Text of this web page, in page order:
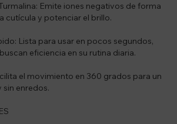
Emite iones negativos de forma
cutícula y potenciar el brillo.
Lista para usar en pocos segundos,
eficiencia en su rutina diaria.
el movimiento en 360 grados para un
enredos.